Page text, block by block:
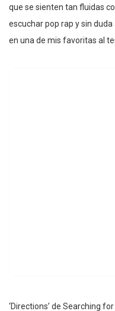
que se sienten tan fluidas
escuchar pop rap y sin
en una de mis favoritas al
‘Directions’ de Searching